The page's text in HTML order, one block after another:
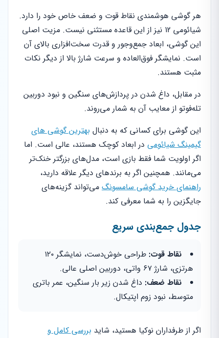
هر گوشی هوشمندی نقاط قوت و ضعف خاص خود را دارد.
شیائومی 12 نیز از این قاعده مستثنی نیست. مزیت اصلی
این گوشی، ابعاد جمع‌وجور و قدرت سخت‌افزاری بالای آن
است. نمایشگر فوق‌العاده و سرعت شارژ بالا از دیگر نکات
مثبت هستند.
در مقابل، داغ شدن در پردازش‌های سنگین و نبود دوربین
تله‌فوتو از معایب آن به شمار می‌روند.
این گوشی برای کسانی که به دنبال بهترین گوشی های
گیمینگ شیائومی در ابعاد کوچک هستند، عالی است. اما
اگر اولویت شما فقط بازی است، مدل‌های بزرگتر خنک‌تر
می‌مانند. همچنین اگر به برندهای دیگر علاقه دارید،
راهنمای خرید گوشی سامسونگ می‌تواند گزینه‌های
جایگزین را به شما معرفی کند.
جدول جمع‌بندی سریع
نقاط قوت:
طراحی خوش‌دست، نمایشگر ۱۲۰
هرتزی، شارژ ۶۷ واتی، دوربین اصلی عالی.
نقاط ضعف: داغ شدن زیر بار سنگین، عمر باتری
متوسط، نبود زوم اپتیکال.
اگر از طرفداران نوکیا هستید، شاید بررسی کامل و